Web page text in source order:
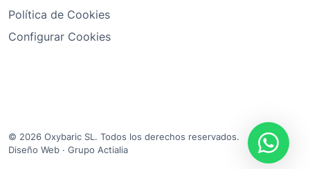
Política de Cookies
Configurar Cookies
© 2026 Oxybaric SL. Todos los derechos reservados.
Diseño Web · Grupo Actialia